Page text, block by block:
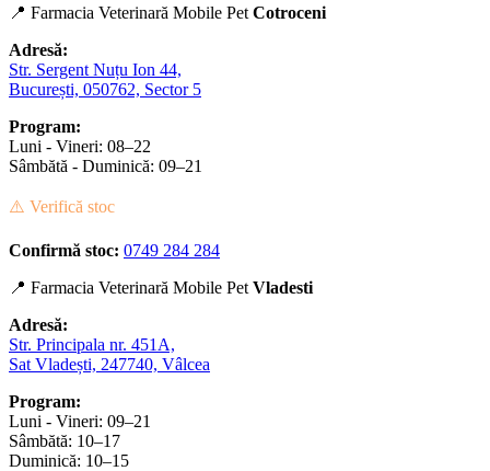
📍 Farmacia Veterinară Mobile Pet Cotroceni
Adresă:
Str. Sergent Nuțu Ion 44,
București, 050762, Sector 5
Program:
Luni - Vineri: 08–22
Sâmbătă - Duminică: 09–21
⚠️ Verifică stoc
Confirmă stoc: 0749 284 284
📍 Farmacia Veterinară Mobile Pet Vladesti
Adresă:
Str. Principala nr. 451A,
Sat Vladești, 247740, Vâlcea
Program:
Luni - Vineri: 09–21
Sâmbătă: 10–17
Duminică: 10–15